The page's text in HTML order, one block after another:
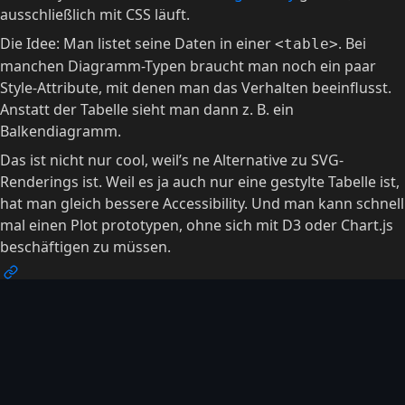
ausschließlich mit CSS läuft.
Die Idee: Man listet seine Daten in einer <table>. Bei
manchen Diagramm-Typen braucht man noch ein paar
Style-Attribute, mit denen man das Verhalten beeinflusst.
Anstatt der Tabelle sieht man dann z. B. ein
Balkendiagramm.
Das ist nicht nur cool, weil’s ne Alternative zu SVG-
Renderings ist. Weil es ja auch nur eine gestylte Tabelle ist,
hat man gleich bessere Accessibility. Und man kann schnell
mal einen Plot prototypen, ohne sich mit D3 oder Chart.js
beschäftigen zu müssen.